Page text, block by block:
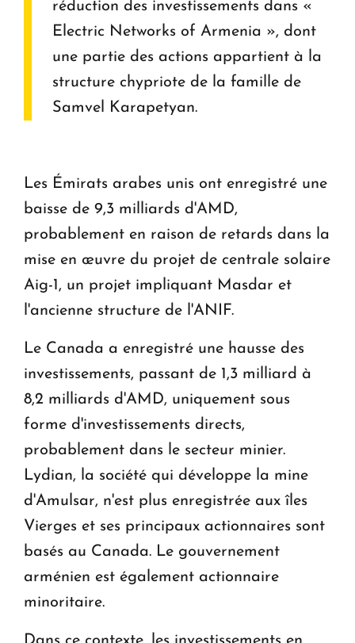
réduction des investissements dans «
Electric Networks of Armenia », dont
une partie des actions appartient à la
structure chypriote de la famille de
Samvel Karapetyan.
Les Émirats arabes unis ont enregistré une
baisse de 9,3 milliards d'AMD,
probablement en raison de retards dans la
mise en œuvre du projet de centrale solaire
Aig-1, un projet impliquant Masdar et
l'ancienne structure de l'ANIF.
Le Canada a enregistré une hausse des
investissements, passant de 1,3 milliard à
8,2 milliards d'AMD, uniquement sous
forme d'investissements directs,
probablement dans le secteur minier.
Lydian, la société qui développe la mine
d'Amulsar, n'est plus enregistrée aux îles
Vierges et ses principaux actionnaires sont
basés au Canada. Le gouvernement
arménien est également actionnaire
minoritaire.